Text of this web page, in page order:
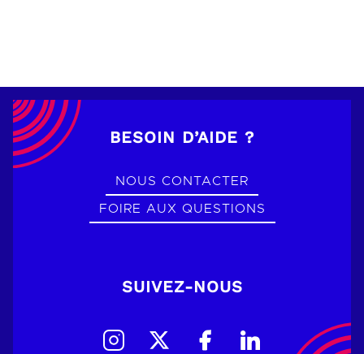
BESOIN D’AIDE ?
NOUS CONTACTER
FOIRE AUX QUESTIONS
SUIVEZ-NOUS